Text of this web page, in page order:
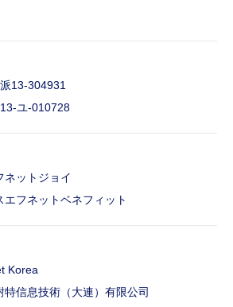
13-304931
ユ-010728
ネットジョイ
フネットベネフィット
Korea
特信息技術（大連）有限公司